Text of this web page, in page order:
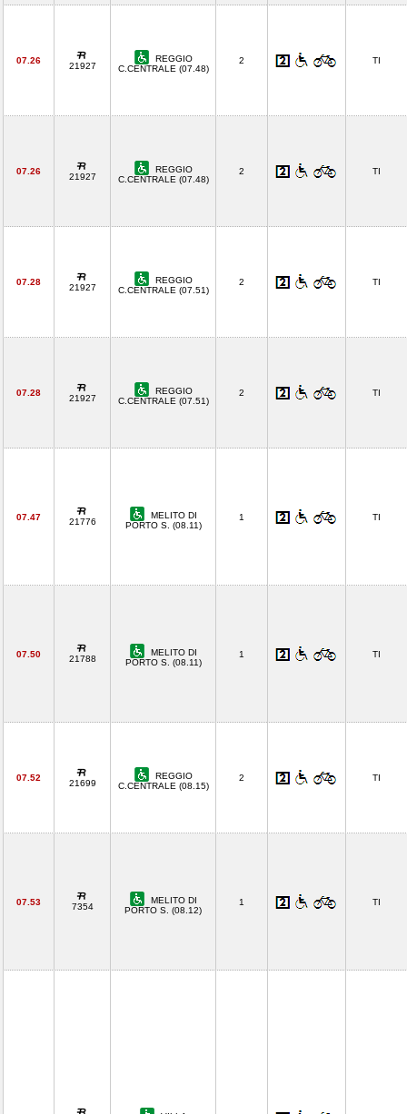
07.26
21927
REGGIO
C.CENTRALE (07.48)
2 TI
07.26
21927
REGGIO
C.CENTRALE (07.48)
2 TI
07.28
21927
REGGIO
C.CENTRALE (07.51)
2 TI
07.28
21927
REGGIO
C.CENTRALE (07.51)
2 TI
07.47 21776
MELITO DI
PORTO S. (08.11)
1 TI
07.50 21788
MELITO DI
PORTO S. (08.11)
1 TI
07.52
21699
REGGIO
C.CENTRALE (08.15)
2 TI
07.53 7354
MELITO DI
PORTO S. (08.12)
1 TI